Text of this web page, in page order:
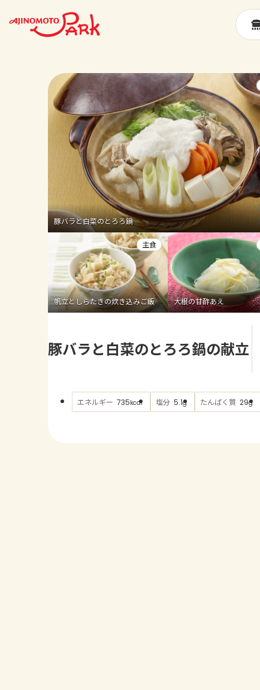
豚バラと白菜のとろろ鍋
帆立としらたきの炊き込みご飯
主食
大根の甘酢あえ
豚バラと白菜のとろろ鍋の献立
エネルギー 735kcal 塩分 5.1g たんぱく質 29g